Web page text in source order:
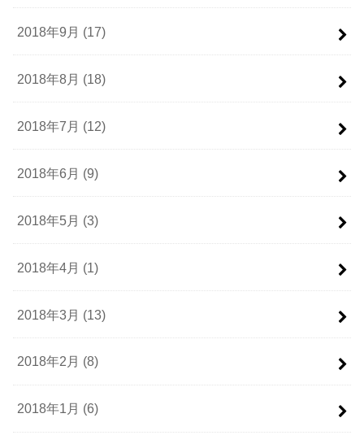
2018年9月 (17)
2018年8月 (18)
2018年7月 (12)
2018年6月 (9)
2018年5月 (3)
2018年4月 (1)
2018年3月 (13)
2018年2月 (8)
2018年1月 (6)